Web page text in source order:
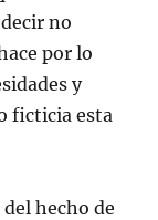
no
por lo
y
ficticia esta
hecho de